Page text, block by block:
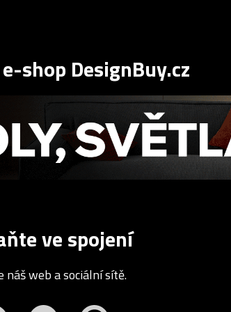
shop DesignBuy.cz
ve spojení
náš web a sociální sítě.